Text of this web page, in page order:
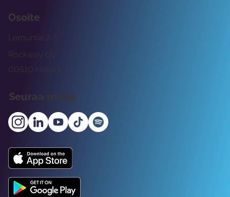
Osoite
Rockway Oy
Lemuntie 3-5
00510 Helsinki
Seuraa meitä